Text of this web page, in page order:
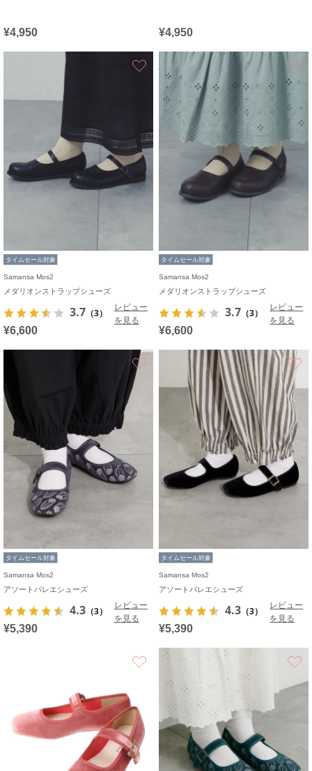
¥4,950 ¥4,950
お気に入り
タイムセール対象
Samansa Mos2
メダリオンストラップシューズ
3.7 （3）
レビュー
を見る
¥6,600
タイムセール対象
Samansa Mos2
メダリオンストラップシューズ
3.7 （3）
レビュー
を見る
¥6,600
お気に入り
タイムセール対象
Samansa Mos2
アソートバレエシューズ
4.3 （3）
レビュー
を見る
¥5,390
タイムセール対象
Samansa Mos2
アソートバレエシューズ
4.3 （3）
レビュー
を見る
¥5,390
お気に入り